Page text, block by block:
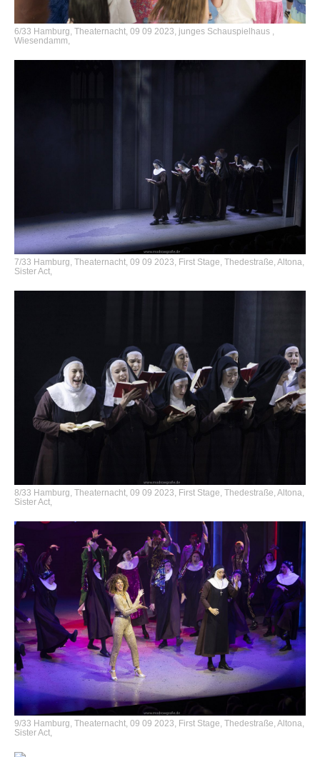
6/33 Hamburg, Theaternacht, 09 09 2023, junges Schauspielhaus ,
Wiesendamm,
7/33 Hamburg, Theaternacht, 09 09 2023, First Stage, Thedestraße, Altona,
Sister Act,
8/33 Hamburg, Theaternacht, 09 09 2023, First Stage, Thedestraße, Altona,
Sister Act,
9/33 Hamburg, Theaternacht, 09 09 2023, First Stage, Thedestraße, Altona,
Sister Act,